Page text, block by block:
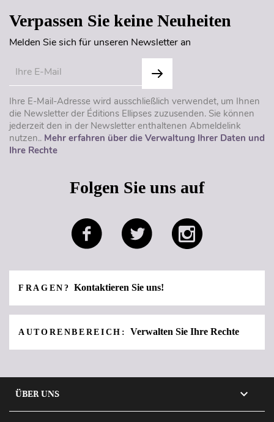
Verpassen Sie keine Neuheiten
Melden Sie sich für unseren Newsletter an
Ihre E-Mail-Adresse wird ausschließlich verwendet, um Ihnen
die Newsletter der Éditions Ellipses zuzusenden. Sie können
jederzeit den in der Newsletter enthaltenen Abmeldelink
nutzen.. Mehr erfahren über die Verwaltung Ihrer Daten und
Ihre Rechte
Folgen Sie uns auf
FRAGEN?Kontaktieren Sie uns!
AUTORENBEREICH:Verwalten Sie Ihre Rechte
ÜBER UNS 